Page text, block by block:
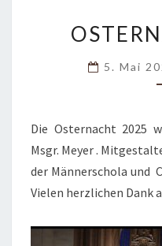
5. Mai
Die Osternacht 2025
Msgr. Meyer .
der Männerschola und
Vielen herzlichen Dank